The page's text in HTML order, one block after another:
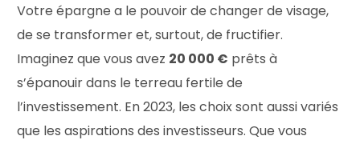
Votre épargne a le pouvoir de changer de visage,
de se transformer et, surtout, de fructifier.
Imaginez que vous avez 20 000 € prêts à
s’épanouir dans le terreau fertile de
l’investissement. En 2023, les choix sont aussi variés
que les aspirations des investisseurs. Que vous